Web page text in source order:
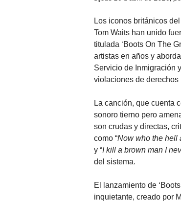
Los iconos británicos
Tom Waits han unido
titulada ‘Boots On The
artistas en años y
Servicio de Inmigración
violaciones de derechos
La canción, que cuenta
sonoro tierno pero
son crudas y directas,
como “Now who the hell
y “I kill a brown man I
del sistema.
El lanzamiento de
inquietante, creado por